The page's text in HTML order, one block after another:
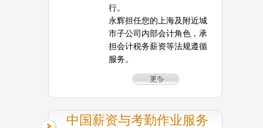
行。
永辉担任您的上海及附近城
市子公司内部会计角色，承
担会计税务薪资等法规遵循
服务。
中国薪资与考勤作业服务